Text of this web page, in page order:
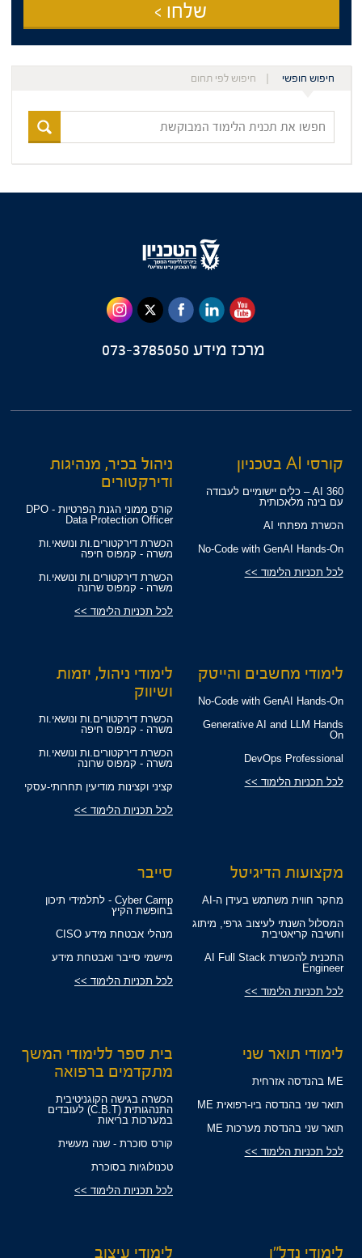
שלחו >
חיפוש חופשי חיפוש לפי תחום
חפשו
את
תכנית
המבוקשת
מרכז מידע
קורסי AI בטכניון
360 AI – כלים יישומיים לעבודה
עם בינה מלאכותית
הכשרת מפתחי AI
No-Code with GenAI Hands-On
לכל תכניות הלימוד >>
ניהול בכיר, מנהיגות
ודירקטורים
קורס ממוני הגנת הפרטיות - DPO
Data Protection Officer
הכשרת דירקטורים.ות ונושאי.ות
משרה - קמפוס חיפה
הכשרת דירקטורים.ות ונושאי.ות
משרה - קמפוס שרונה
לכל תכניות הלימוד >>
לימודי מחשבים והייטק
No-Code with GenAI Hands-On
Generative AI and LLM Hands
On
DevOps Professional
לכל תכניות הלימוד >>
לימודי ניהול, יזמות
ושיווק
הכשרת דירקטורים.ות ונושאי.ות
משרה - קמפוס חיפה
הכשרת דירקטורים.ות ונושאי.ות
משרה - קמפוס שרונה
קציני וקצינות מודיעין תחרותי-עסקי
לכל תכניות הלימוד >>
מקצועות הדיגיטל
מחקר חווית משתמש בעידן ה-AI
המסלול השנתי לעיצוב גרפי, מיתוג
וחשיבה קריאטיבית
התכנית להכשרת AI Full Stack
Engineer
לכל תכניות הלימוד >>
סייבר
Cyber Camp - לתלמידי תיכון
בחופשת הקיץ
מנהלי אבטחת מידע CISO
מיישמי סייבר ואבטחת מידע
לכל תכניות הלימוד >>
לימודי תואר שני
ME בהנדסה אזרחית
תואר שני בהנדסה ביו-רפואית ME
תואר שני בהנדסת מערכות ME
לכל תכניות הלימוד >>
בית ספר ללימודי המשך
מתקדמים ברפואה
הכשרה בגישה הקוגניטיבית
התנהגותית (C.B.T) לעובדים
במערכות בריאות
קורס סוכרת - שנה מעשית
טכנולוגיות בסוכרת
לכל תכניות הלימוד >>
לימודי נדל"ן לימודי עיצוב